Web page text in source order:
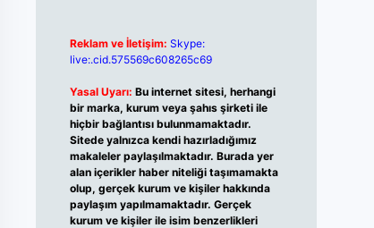
Reklam ve İletişim: Skype:
live:.cid.575569c608265c69
Yasal Uyarı: Bu internet sitesi, herhangi
bir marka, kurum veya şahıs şirketi ile
hiçbir bağlantısı bulunmamaktadır.
Sitede yalnızca kendi hazırladığımız
makaleler paylaşılmaktadır. Burada yer
alan içerikler haber niteliği taşımamakta
olup, gerçek kurum ve kişiler hakkında
paylaşım yapılmamaktadır. Gerçek
kurum ve kişiler ile isim benzerlikleri